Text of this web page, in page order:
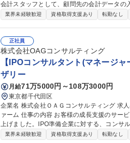
会計スタッフとして、顧問先の会計データ
用も併用）、 決算申告書等の作成、報告書の作成・取りまとめをお願いします。 ＜具体的な仕事内容＞◆税務&
タッフ】総合コンサルティングファーム◎実
業界未経験歓迎 資格取得支援あり 転勤なし
正社員
株式会社OAGコンサルティング
【IPOコンサルタント(マネージ
ザリー
月給71万5000円～108万3000円
東京都千代田区
企業名 株式会社ＯＡＧコンサルティング 求人名 【IPOコンサルタント(マネージャー)】総合コンサルティングフ
ァーム 仕事の内容 お客様の成長支援のサービスラインナップを拡充するため、ＩＰＯ支援事業部を2026年に立ち
上げました。IPO準備企業に対する、コンサ
す。中小企業の 成長支援推進、地方創成等を目的として、グロース市場はもとより、地方上場、プロマーケット
業界未経験歓迎 資格取得支援あり 転勤なし